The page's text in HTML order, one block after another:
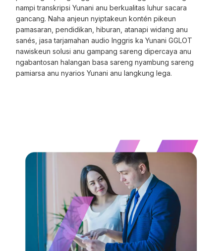
nampi transkripsi Yunani anu berkualitas luhur sacara
gancang. Naha anjeun nyiptakeun kontén pikeun
pamasaran, pendidikan, hiburan, atanapi widang anu
sanés, jasa tarjamahan audio Inggris ka Yunani GGLOT
nawiskeun solusi anu gampang sareng dipercaya anu
ngabantosan halangan basa sareng nyambung sareng
pamiarsa anu nyarios Yunani anu langkung lega.